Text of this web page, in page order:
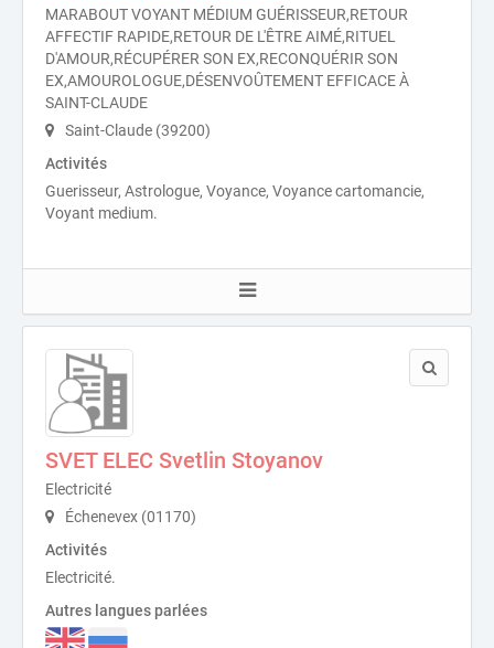
MARABOUT VOYANT MÉDIUM GUÉRISSEUR,RETOUR
AFFECTIF RAPIDE,RETOUR DE L'ÊTRE AIMÉ,RITUEL
D'AMOUR,RÉCUPÉRER SON EX,RECONQUÉRIR SON
EX,AMOUROLOGUE,DÉSENVOÛTEMENT EFFICACE À
SAINT-CLAUDE
Saint-Claude (39200)
Activités
Guerisseur, Astrologue, Voyance, Voyance cartomancie,
Voyant medium.
SVET ELEC Svetlin Stoyanov
Electricité
Échenevex (01170)
Activités
Electricité.
Autres langues parlées